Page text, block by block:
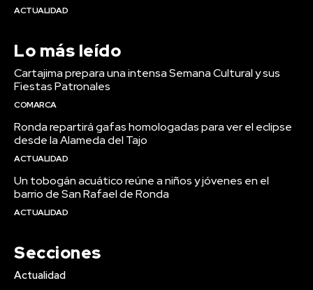
ACTUALIDAD
Lo más leído
Cartajima prepara una intensa Semana Cultural y sus
Fiestas Patronales
COMARCA
Ronda repartirá gafas homologadas para ver el eclipse
desde la Alameda del Tajo
ACTUALIDAD
Un tobogán acuático reúne a niños y jóvenes en el
barrio de San Rafael de Ronda
ACTUALIDAD
Secciones
Actualidad